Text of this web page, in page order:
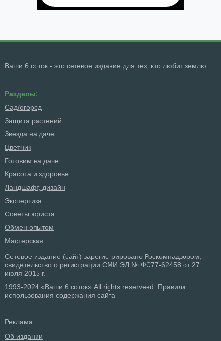
Ваши 6 соток - это сетевое издание для тех, кто любит землю.
Разделы:
Сад/огород
Защита растений
Звезда на даче
Цветник
Готовим на даче
Красота и здоровье
Ландшафт, дизайн
Экспертиза
Советы юриста
Обмен опытом
Мастерская
Сетевое издание (сайт) зарегистрировано Роскомнадзором,
свидетельство о регистрации СМИ ЭЛ № ФС77-62458 от 27
июля 2015 г.
1993-2024 «Ваши 6 соток» All rights reserveed. Правила
использования содержания сайта
Реклама
Об издании